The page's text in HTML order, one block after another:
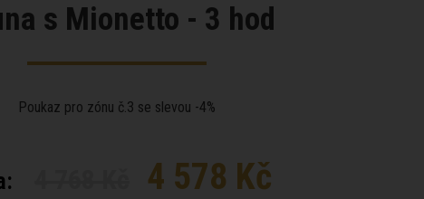
s Mionetto - 3 hod
Poukaz pro zónu č.3 se slevou -4%
4 578 Kč